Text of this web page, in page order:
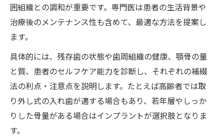
囲組織との調和が重要です。専門医は患者の生活背景や
治療後のメンテナンス性も含めて、最適な方法を提案し
ます。
具体的には、残存歯の状態や歯周組織の健康、顎骨の量
と質、患者のセルフケア能力を診断し、それぞれの補綴
法の利点・注意点を説明します。たとえば高齢者では取
り外し式の入れ歯が適する場合もあり、若年層やしっか
りした骨量がある場合はインプラントが選択肢となりま
す。